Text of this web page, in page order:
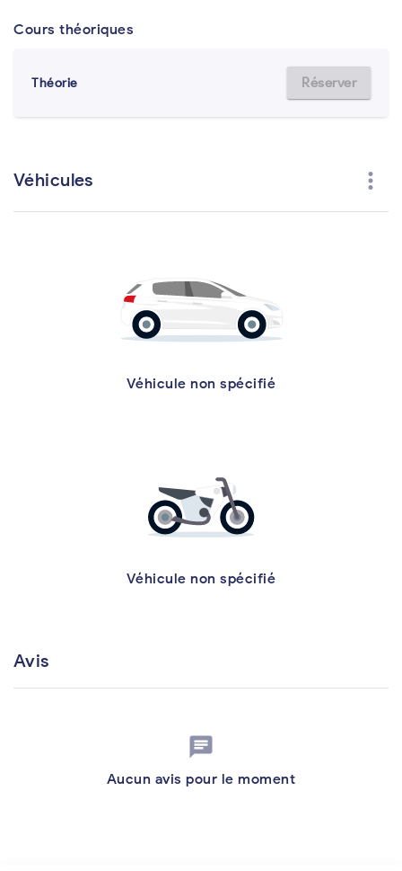
Cours théoriques
Théorie Réserver
Véhicules more_vert
Véhicule non spécifié
Véhicule non spécifié
Avis
chat
Aucun avis pour le moment